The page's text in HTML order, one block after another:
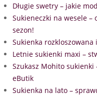
Długie swetry – jakie
Sukieneczki na wesele
sezon!
Sukienka
Letnie sukienki maxi –
Szukasz Mohito
eButik
Sukienka na lato –